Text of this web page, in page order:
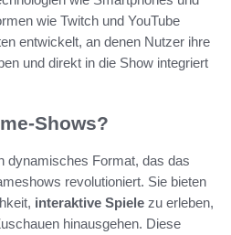
wie Twitch und YouTube
entwickelt, an denen Nutzer ihre
und direkt in die Show integriert
Shows?
dynamisches Format, das das
revolutioniert. Sie bieten
interaktive Spiele zu erleben,
hinausgehen. Diese